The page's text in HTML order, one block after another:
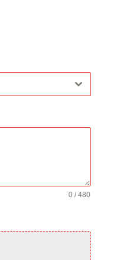
0 / 480